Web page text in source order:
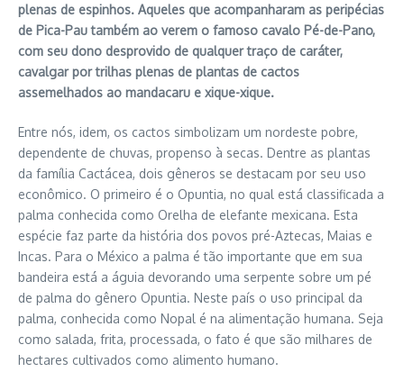
plenas de espinhos. Aqueles que acompanharam as peripécias
de Pica-Pau também ao verem o famoso cavalo Pé-de-Pano,
com seu dono desprovido de qualquer traço de caráter,
cavalgar por trilhas plenas de plantas de cactos
assemelhados ao mandacaru e xique-xique.
Entre nós, idem, os cactos simbolizam um nordeste pobre,
dependente de chuvas, propenso à secas. Dentre as plantas
da família Cactácea, dois gêneros se destacam por seu uso
econômico. O primeiro é o Opuntia, no qual está classificada a
palma conhecida como Orelha de elefante mexicana. Esta
espécie faz parte da história dos povos pré-Aztecas, Maias e
Incas. Para o México a palma é tão importante que em sua
bandeira está a águia devorando uma serpente sobre um pé
de palma do gênero Opuntia. Neste país o uso principal da
palma, conhecida como Nopal é na alimentação humana. Seja
como salada, frita, processada, o fato é que são milhares de
hectares cultivados como alimento humano.